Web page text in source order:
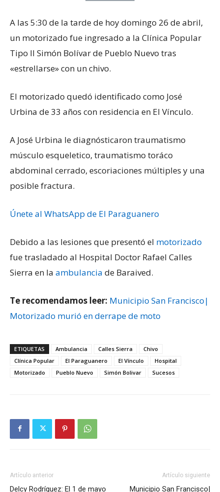
A las 5:30 de la tarde de hoy domingo 26 de abril,
un motorizado fue ingresado a la Clínica Popular
Tipo II Simón Bolívar de Pueblo Nuevo tras
«estrellarse» con un chivo.
El motorizado quedó identificado como José
Urbina de 33 años con residencia en El Vínculo.
A José Urbina le diagnósticaron traumatismo
músculo esqueletico, traumatismo toráco
abdominal cerrado, escoriaciones múltiples y una
posible fractura.
Únete al WhatsApp de El Paraguanero
Debido a las lesiones que presentó el motorizado
fue trasladado al Hospital Doctor Rafael Calles
Sierra en la ambulancia de Baraived.
Te recomendamos leer: Municipio San Francisco|
Motorizado murió en derrape de moto
ETIQUETAS Ambulancia Calles Sierra
Chivo
Clínica Popular
El Paraguanero El Vínculo
Hospital
Motorizado
Pueblo Nuevo Simón Bolivar Sucesos
Artículo anterior
Delcy Rodríguez: El 1 de mayo
Artículo siguiente
Municipio San Francisco|